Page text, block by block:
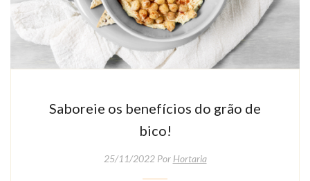
Saboreie os benefícios do grão de
bico!
25/11/2022 Por Hortaria